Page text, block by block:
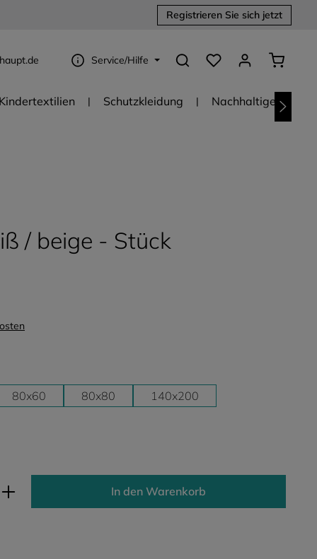
Registrieren Sie sich jetzt
Service/Hilfe
Du hast 0 Produkte
Kindertextilien Schutzkleidung Nachhaltige
/ beige - Stück
80x60 80x80 140x200
den gewünschten Wert ein oder
In den Warenkorb